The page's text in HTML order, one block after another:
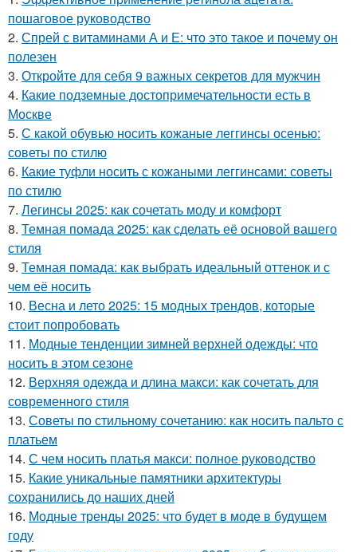
пошаговое руководство
2. Спрей с витаминами А и Е: что это такое и почему он
полезен
3. Откройте для себя 9 важных секретов для мужчин
4. Какие подземные достопримечательности есть в
Москве
5. С какой обувью носить кожаные леггинсы осенью:
советы по стилю
6. Какие туфли носить с кожаными леггинсами: советы
по стилю
7. Легинсы 2025: как сочетать моду и комфорт
8. Темная помада 2025: как сделать её основой вашего
стиля
9. Темная помада: как выбрать идеальный оттенок и с
чем её носить
10. Весна и лето 2025: 15 модных трендов, которые
стоит попробовать
11. Модные тенденции зимней верхней одежды: что
носить в этом сезоне
12. Верхняя одежда и длина макси: как сочетать для
современного стиля
13. Советы по стильному сочетанию: как носить пальто с
платьем
14. С чем носить платья макси: полное руководство
15. Какие уникальные памятники архитектуры
сохранились до наших дней
16. Модные тренды 2025: что будет в моде в будущем
году